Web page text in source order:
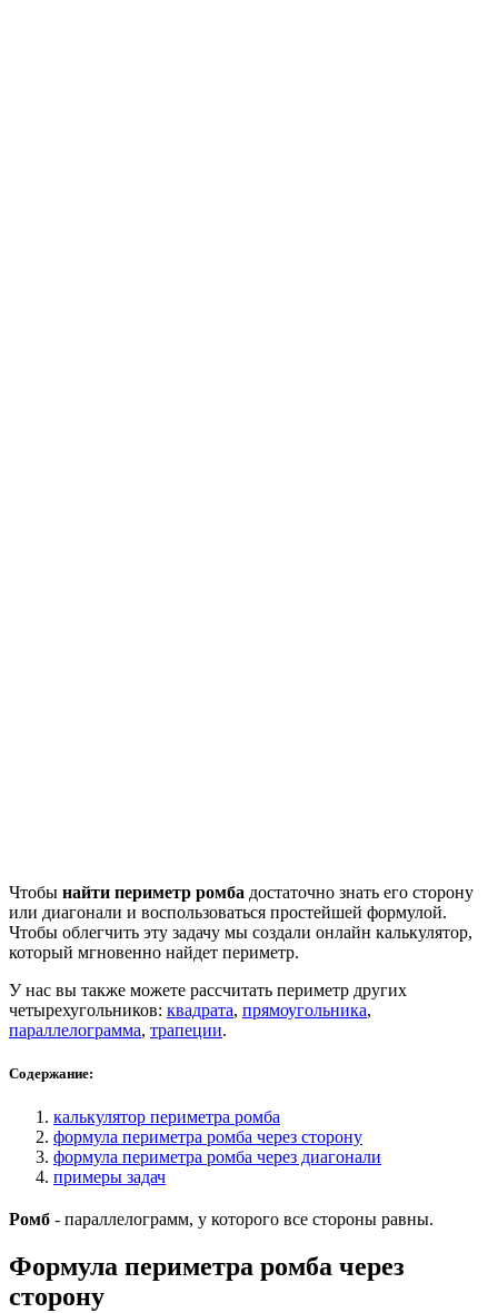
Чтобы найти периметр ромба достаточно знать его сторону
или диагонали и воспользоваться простейшей формулой.
Чтобы облегчить эту задачу мы создали онлайн калькулятор,
который мгновенно найдет периметр.
У нас вы также можете рассчитать периметр других
четырехугольников: квадрата, прямоугольника,
параллелограмма, трапеции.
Содержание:
калькулятор периметра ромба
формула периметра ромба через сторону
формула периметра ромба через диагонали
примеры задач
Ромб - параллелограмм, у которого все стороны равны.
Формула периметра ромба через
сторону